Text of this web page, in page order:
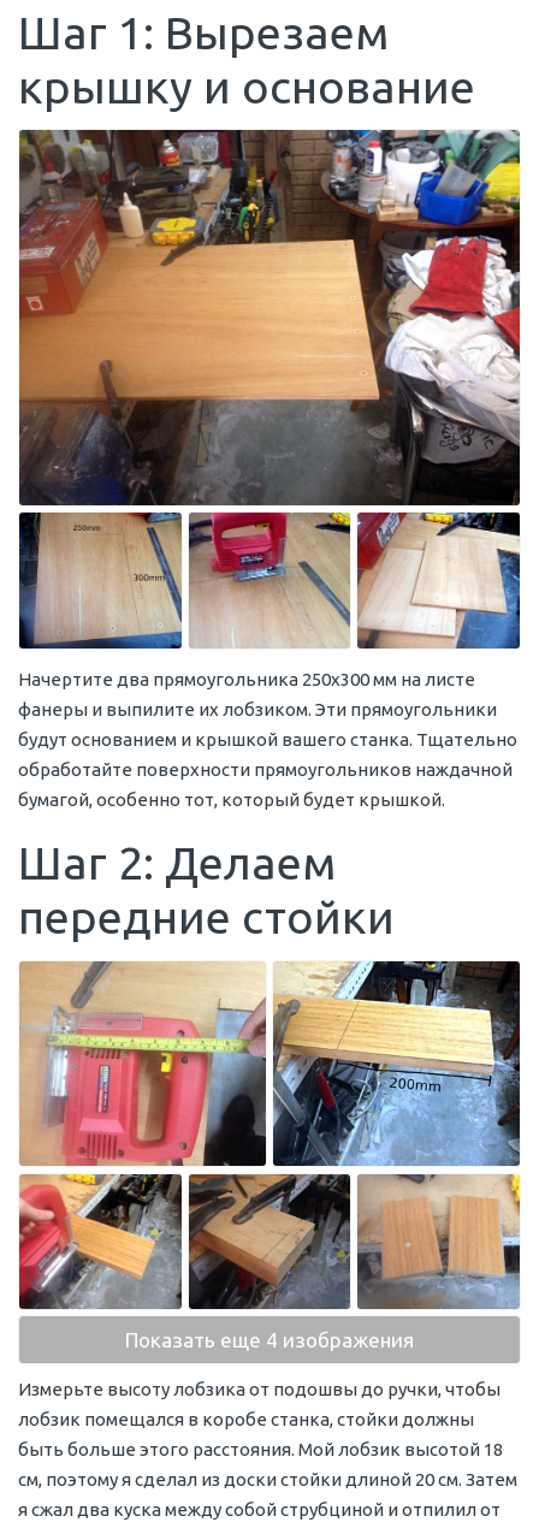
Шаг 1: Вырезаем
крышку и основание
Начертите два прямоугольника 250х300 мм на листе
фанеры и выпилите их лобзиком. Эти прямоугольники
будут основанием и крышкой вашего станка. Тщательно
обработайте поверхности прямоугольников наждачной
бумагой, особенно тот, который будет крышкой.
Шаг 2: Делаем
передние стойки
Показать еще 4 изображения
Измерьте высоту лобзика от подошвы до ручки, чтобы
лобзик помещался в коробе станка, стойки должны
быть больше этого расстояния. Мой лобзик высотой 18
см, поэтому я сделал из доски стойки длиной 20 см. Затем
я сжал два куска между собой струбциной и отпилил от